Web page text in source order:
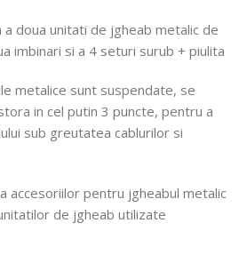
doua unitati de jgheab metalic de
imbinari si a 4 seturi surub + piulita
metalice sunt suspendate, se
in cel putin 3 puncte, pentru a
sub greutatea cablurilor si
accesoriilor pentru jgheabul metalic
de jgheab utilizate